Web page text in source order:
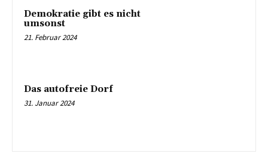
Demokratie gibt es nicht
umsonst
21. Februar 2024
Das autofreie Dorf
31. Januar 2024